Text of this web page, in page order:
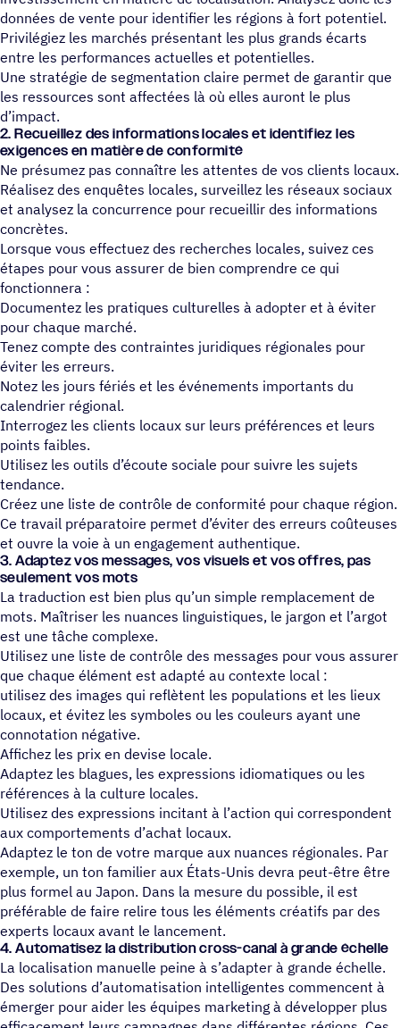
données de vente pour identifier les régions à fort potentiel.
Privilégiez les marchés présentant les plus grands écarts
entre les performances actuelles et potentielles.
Une stratégie de segmentation claire permet de garantir que
les ressources sont affectées là où elles auront le plus
d’impact.
2. Recueillez des infor­ma­tions locales et iden­ti­fiez les
exigences en matière de conformité
Ne présumez pas connaître les attentes de vos clients locaux.
Réalisez des enquêtes locales, surveillez les réseaux sociaux
et analysez la concurrence pour recueillir des informations
concrètes.
Lorsque vous effectuez des recherches locales, suivez ces
étapes pour vous assurer de bien comprendre ce qui
fonctionnera :
Documentez les pratiques culturelles à adopter et à éviter
pour chaque marché.
Tenez compte des contraintes juridiques régionales pour
éviter les erreurs.
Notez les jours fériés et les événements importants du
calendrier régional.
Interrogez les clients locaux sur leurs préférences et leurs
points faibles.
Utilisez les outils d’écoute sociale pour suivre les sujets
tendance.
Créez une liste de contrôle de conformité pour chaque région.
Ce travail préparatoire permet d’éviter des erreurs coûteuses
et ouvre la voie à un engagement authentique.
3. Adaptez vos messages, vos visuels et vos offres, pas
seule­ment vos mots
La traduction est bien plus qu’un simple remplacement de
mots. Maîtriser les nuances linguistiques, le jargon et l’argot
est une tâche complexe.
Utilisez une liste de contrôle des messages pour vous assurer
que chaque élément est adapté au contexte local :
utilisez des images qui reflètent les populations et les lieux
locaux, et évitez les symboles ou les couleurs ayant une
connotation négative.
Affichez les prix en devise locale.
Adaptez les blagues, les expressions idiomatiques ou les
références à la culture locales.
Utilisez des expressions incitant à l’action qui correspondent
aux comportements d’achat locaux.
Adaptez le ton de votre marque aux nuances régionales. Par
exemple, un ton familier aux États-Unis devra peut-être être
plus formel au Japon. Dans la mesure du possible, il est
préférable de faire relire tous les éléments créatifs par des
experts locaux avant le lancement.
4. Auto­ma­ti­sez la distri­bu­tion cross-canal à grande échelle
La localisation manuelle peine à s’adapter à grande échelle.
Des solutions d’automatisation intelligentes commencent à
émerger pour aider les équipes marketing à développer plus